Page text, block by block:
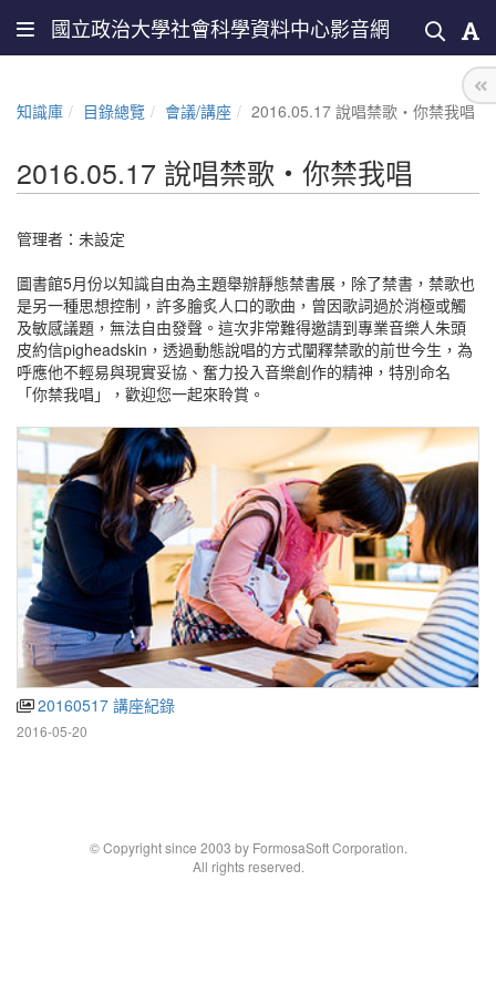
國立政治大學社會科學資料中心影音網
知識庫 目錄總覽 會議/講座 2016.05.17 說唱禁歌‧你禁我唱
2016.05.17 說唱禁歌‧你禁我唱
管理者：未設定
圖書館5月份以知識自由為主題舉辦靜態禁書展，除了禁書，禁歌也
是另一種思想控制，許多膾炙人口的歌曲，曾因歌詞過於消極或觸
及敏感議題，無法自由發聲。這次非常難得邀請到專業音樂人朱頭
皮約信pigheadskin，透過動態說唱的方式闡釋禁歌的前世今生，為
呼應他不輕易與現實妥協、奮力投入音樂創作的精神，特別命名
「你禁我唱」，歡迎您一起來聆賞。
20160517 講座紀錄
2016-05-20
© Copyright since 2003 by FormosaSoft Corporation.
All rights reserved.